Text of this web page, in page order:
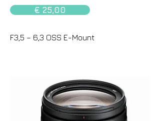
€ 25,00
F3,5 – 6,3 OSS E-Mount